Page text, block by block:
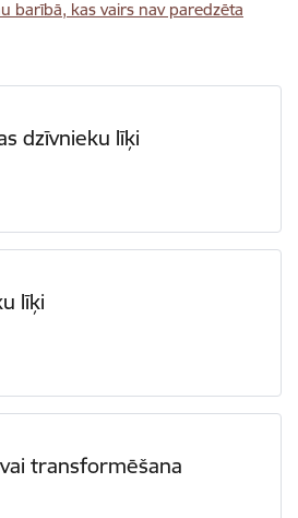
barībā, kas vairs nav paredzēta
dzīvnieku līķi
līķi
transformēšana